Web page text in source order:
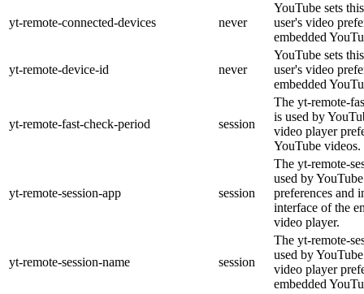
yt-remote-connected-devices never
YouTube sets
user's video
embedded
yt-remote-device-id never
YouTube sets
user's video
embedded
yt-remote-fast-check-period session
The yt-remote-
is used by
video player
YouTube videos.
yt-remote-session-app session
The yt-remote-
used by
preferences and
interface of the
video player.
yt-remote-session-name session
The yt-remote-
used by
video player
embedded